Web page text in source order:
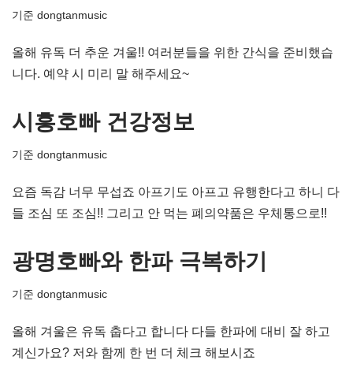
기준 dongtanmusic
올해 유독 더 추운 겨울!! 여러분들을 위한 간식을 준비했습
니다. 예약 시 미리 말 해주세요~
시흥호빠 건강정보
기준 dongtanmusic
요즘 독감 너무 무섭죠 아프기도 아프고 유행한다고 하니 다
들 조심 또 조심!! 그리고 안 먹는 폐의약품은 우체통으로!!
광명호빠와 한파 극복하기
기준 dongtanmusic
올해 겨울은 유독 춥다고 합니다 다들 한파에 대비 잘 하고
계신가요? 저와 함께 한 번 더 체크 해보시죠